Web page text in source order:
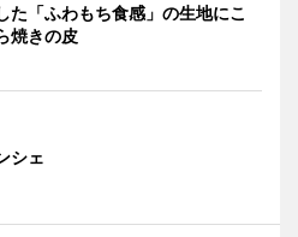
た「ふわもち食感」の生地にこ
焼きの皮
シェ